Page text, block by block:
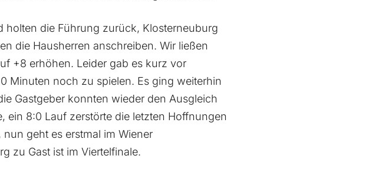
holten die Führung zurück, Klosterneuburg
die Hausherren anschreiben. Wir ließen
+8 erhöhen. Leider gab es kurz vor
Minuten noch zu spielen. Es ging weiterhin
Gastgeber konnten wieder den Ausgleich
ein 8:0 Lauf zerstörte die letzten Hoffnungen
geht es erstmal im Wiener
zu Gast ist im Viertelfinale.